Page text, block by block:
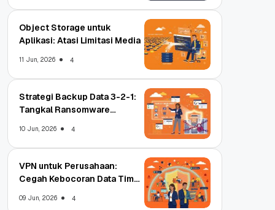
Object Storage untuk
Aplikasi: Atasi Limitasi Media
11 Jun, 2026 4
Strategi Backup Data 3-2-1:
Tangkal Ransomware
10 Jun, 2026 4
VPN untuk Perusahaan:
Cegah Kebocoran Data Tim
09 Jun, 2026 4